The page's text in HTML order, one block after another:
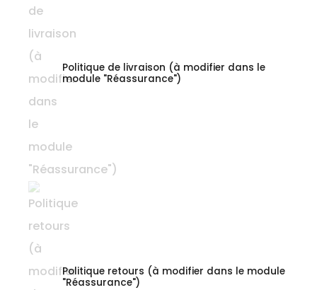
Politique de livraison (à modifier dans le
module "Réassurance")
Politique retours (à modifier dans le module
"Réassurance")